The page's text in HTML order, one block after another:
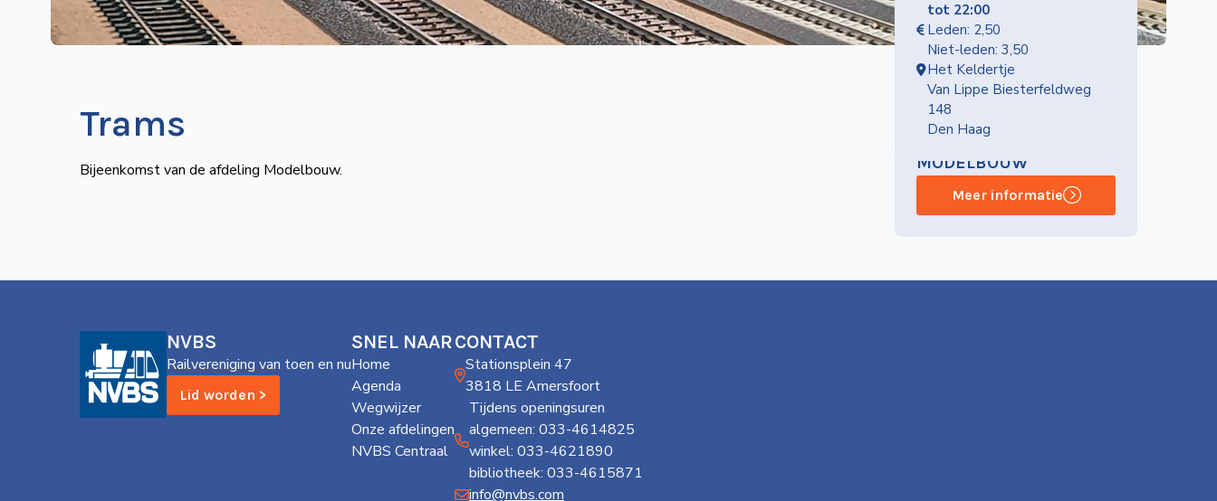
tot 22:00
Leden: 2,50
Niet-leden: 3,50
Het Keldertje
Van Lippe Biesterfeldweg
148
Den Haag
Trams
Bijeenkomst van de afdeling Modelbouw.
NVBS-AFDELING
MODELBOUW
Meer informatie
NVBS
Railvereniging van toen en nu
Lid worden >
SNEL NAAR
Home
Agenda
Wegwijzer
Onze afdelingen
NVBS Centraal
CONTACT
Stationsplein 47
3818 LE Amersfoort
Tijdens openingsuren
algemeen: 033-4614825
winkel: 033-4621890
bibliotheek: 033-4615871
info@nvbs.com